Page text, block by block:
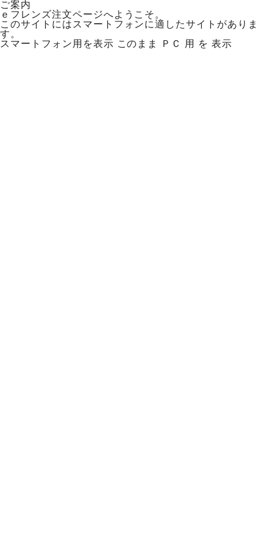
ご案内
ｅフレンズ注文ページへようこそ。
このサイトにはスマートフォンに適したサイトがありま
す。
スマートフォン用を表示 このまま ＰＣ 用 を 表示